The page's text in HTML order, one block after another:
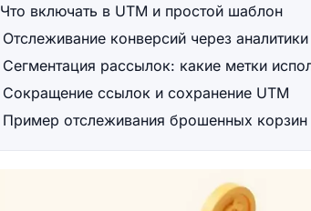
Что включать в UTM и простой шаблон
Отслеживание конверсий через аналитики
Сегментация рассылок: какие метки
Сокращение ссылок и сохранение UTM
Пример отслеживания брошенных корзин